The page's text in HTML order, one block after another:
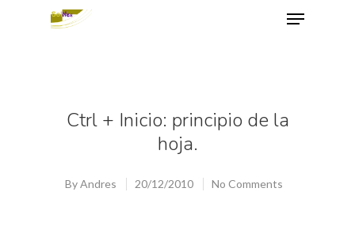
Ctrl + Inicio: principio de la
hoja.
ByAndres 20/12/2010 No Comments